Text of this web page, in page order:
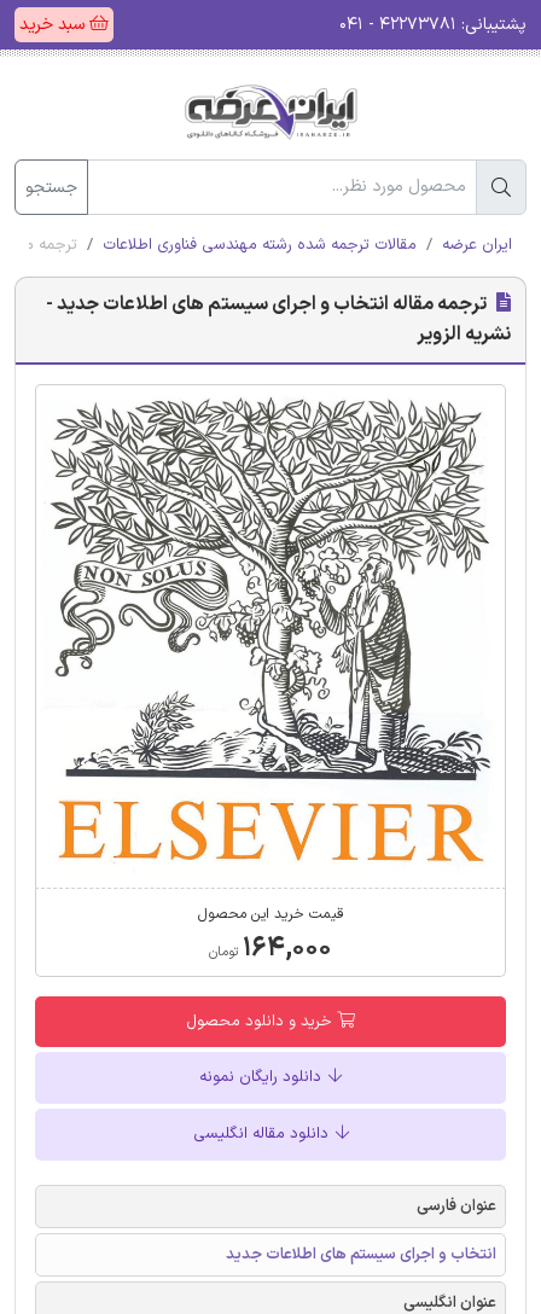
پشتیبانی: سبد خرید
جستجو
ایران عرضه مقالات ترجمه شده رشته مهندسی فناوری اطلاعات ترجمه
ترجمه مقاله انتخاب و اجرای سیستم های اطلاعات جدید -
نشریه الزویر
قیمت خرید این محصول
۱۶۴,۰۰۰ تومان
خرید و دانلود محصول
دانلود رایگان نمونه
دانلود مقاله انگلیسی
عنوان فارسی
انتخاب و اجرای سیستم های اطلاعات جدید
عنوان انگلیسی